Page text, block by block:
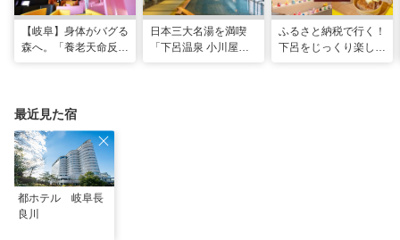
【岐阜】身体がバグる
森へ。「養老天命反転
日本三大名湯を満喫
「下呂温泉 小川屋」
ふるさと納税で行く！
下呂をじっくり楽しむ
最近見た宿
都ホテル 岐阜長
良川